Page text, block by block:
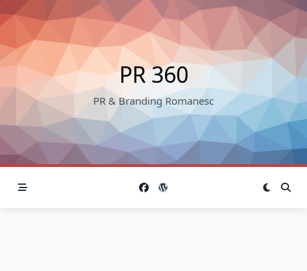
Skip
to
content
PR 360
PR & Branding Romanesc